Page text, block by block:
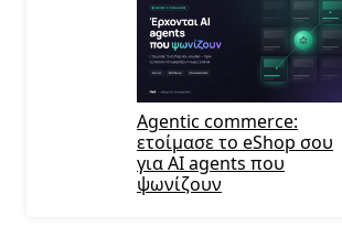
Agentic commerce:
ετοίμασε το eShop σου
για AI agents που
ψωνίζουν